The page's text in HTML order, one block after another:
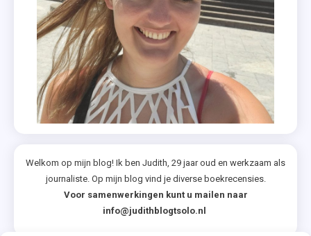
Welkom op mijn blog! Ik ben Judith, 29 jaar oud en werkzaam als
journaliste. Op mijn blog vind je diverse boekrecensies.
Voor samenwerkingen kunt u mailen naar
info@judithblogtsolo.nl